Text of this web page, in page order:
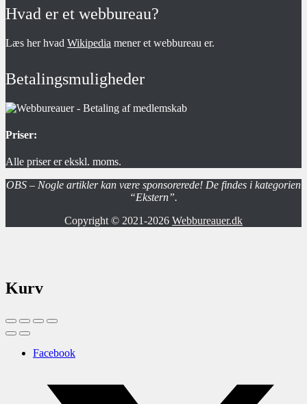
Hvad er et webbureau?
Læs her hvad Wikipedia mener et webbureau er.
Betalingsmuligheder
Priser:
Alle priser er ekskl. moms.
OBS – Nogle artikler kan være sponsorerede! De findes i kategorien
“Ekstern”.
Copyright © 2021-2026 Webbureauer.dk
Kurv
Facebook